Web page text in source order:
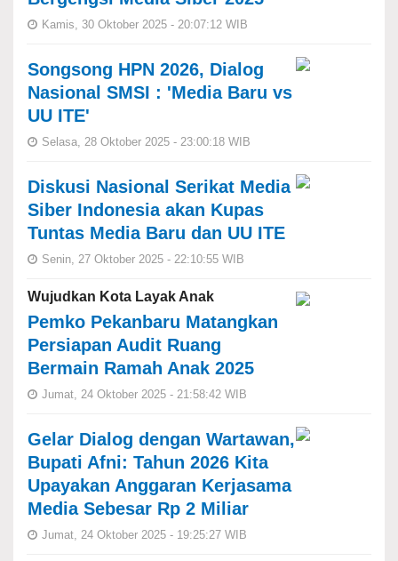
Kamis, 30 Oktober 2025 - 20:07:12 WIB
Songsong HPN 2026, Dialog
Nasional SMSI : 'Media Baru vs
UU ITE'
Selasa, 28 Oktober 2025 - 23:00:18 WIB
Diskusi Nasional Serikat Media
Siber Indonesia akan Kupas
Tuntas Media Baru dan UU ITE
Senin, 27 Oktober 2025 - 22:10:55 WIB
Wujudkan Kota Layak Anak
Pemko Pekanbaru Matangkan
Persiapan Audit Ruang
Bermain Ramah Anak 2025
Jumat, 24 Oktober 2025 - 21:58:42 WIB
Gelar Dialog dengan Wartawan,
Bupati Afni: Tahun 2026 Kita
Upayakan Anggaran Kerjasama
Media Sebesar Rp 2 Miliar
Jumat, 24 Oktober 2025 - 19:25:27 WIB